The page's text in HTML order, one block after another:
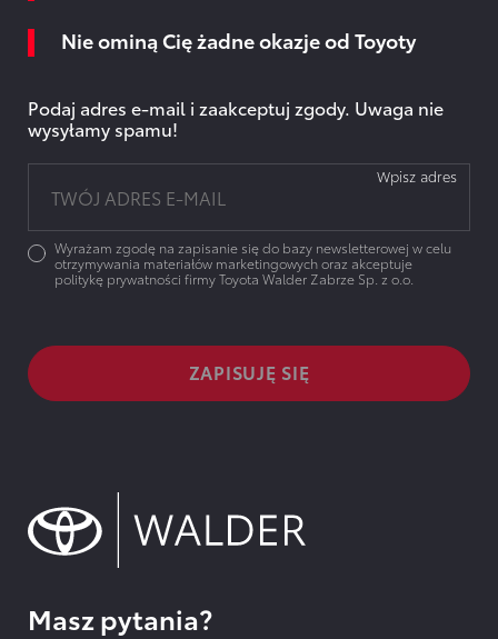
Nie ominą Cię żadne okazje od Toyoty
Podaj adres e-mail i zaakceptuj zgody. Uwaga nie
wysyłamy spamu!
Wpisz adres
Wyrażam zgodę na zapisanie się do bazy newsletterowej w celu
otrzymywania materiałów marketingowych oraz akceptuje
politykę prywatności firmy Toyota Walder Zabrze Sp. z o.o.
Masz pytania?